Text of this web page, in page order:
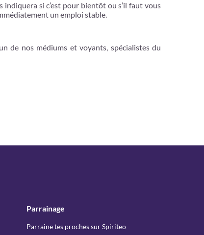
si c’est pour bientôt ou s’il faut vous
un emploi stable.
de nos médiums et voyants, spécialistes du
Parrainage
Parraine tes proches sur Spiriteo